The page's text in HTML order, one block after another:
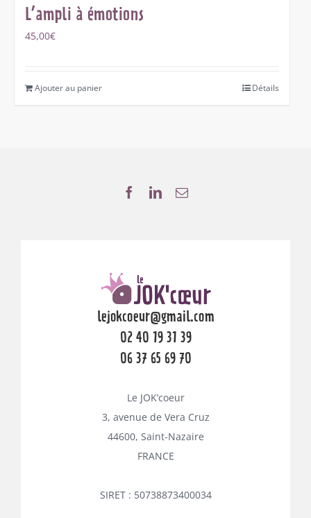
L’ampli à émotions
45,00€
Ajouter au panier Détails
lejokcoeur@gmail.com
02 40 19 31 39
06 37 65 69 70
Le JOK’coeur
3, avenue de Vera Cruz
44600, Saint-Nazaire
FRANCE
SIRET : 50738873400034